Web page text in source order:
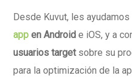
Desde Kuvut, les
app en Android e iOS, y a
usuarios target sobre su
para la optimización de la